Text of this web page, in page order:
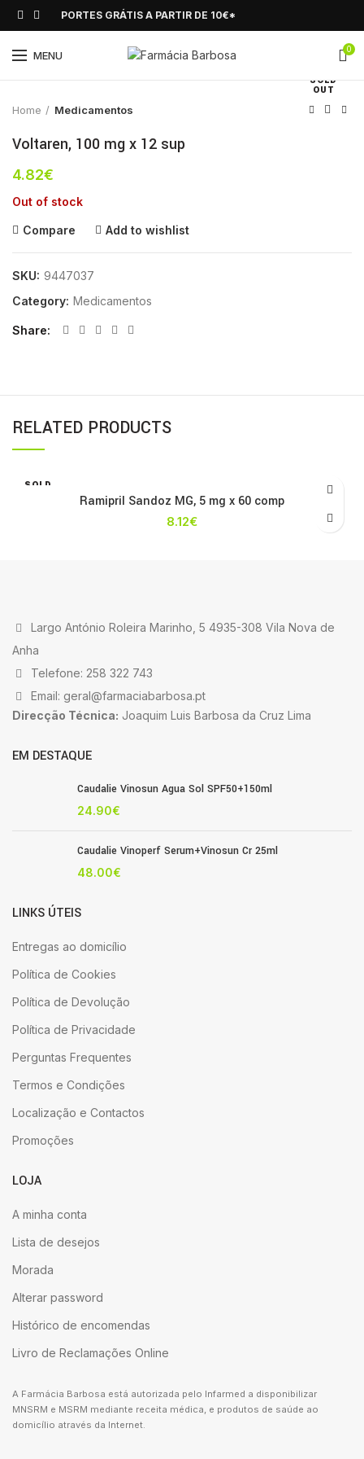
PORTES GRÁTIS A PARTIR DE 10€*
MENU 0
SOLD
OUT
Click to enlarge
Home Medicamentos
Voltaren, 100 mg x 12 sup
4.82€
Out of stock
Compare Add to wishlist
SKU: 9447037
Category: Medicamentos
Share
RELATED PRODUCTS
SOLD
Ramipril Sandoz MG, 5 mg x 60 comp
8.12€
Largo António Roleira Marinho, 5 4935-308 Vila Nova de
Anha
Telefone: 258 322 743
Email: geral@farmaciabarbosa.pt
Direcção Técnica: Joaquim Luis Barbosa da Cruz Lima
EM DESTAQUE
Caudalie Vinosun Agua Sol SPF50+150ml
24.90€
Caudalie Vinoperf Serum+Vinosun Cr 25ml
48.00€
LINKS ÚTEIS
Entregas ao domicílio
Política de Cookies
Política de Devolução
Política de Privacidade
Perguntas Frequentes
Termos e Condições
Localização e Contactos
Promoções
LOJA
A minha conta
Lista de desejos
Morada
Alterar password
Histórico de encomendas
Livro de Reclamações Online
A Farmácia Barbosa está autorizada pelo Infarmed a disponibilizar
MNSRM e MSRM mediante receita médica, e produtos de saúde ao
domicílio através da Internet.